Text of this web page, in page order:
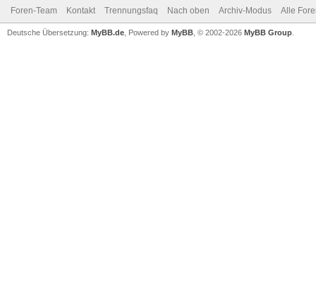
Foren-Team Kontakt Trennungsfaq Nach oben Archiv-Modus Alle
Deutsche Übersetzung: MyBB.de , Powered by MyBB , © 2002-2026 MyBB Group